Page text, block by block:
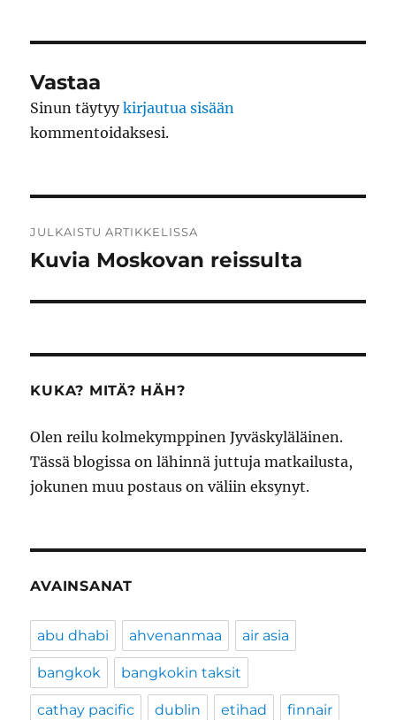
Vastaa
Sinun täytyykirjautua sisään
kommentoidaksesi.
selaus
JULKAISTU ARTIKKELISSA
Kuvia Moskovan reissulta
KUKA? MITÄ? HÄH?
Olen reilu kolmekymppinen Jyväskyläläinen.
Tässä blogissa on lähinnä juttuja matkailusta,
jokunen muu postaus on väliin eksynyt.
AVAINSANAT
abu dhabi ahvenanmaa air asia
bangkok bangkokin taksit
cathay pacific dublin etihad finnair